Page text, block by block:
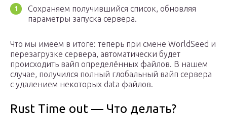
Сохраняем получившийся список, обновляя
параметры запуска сервера.
Что мы имеем в итоге: теперь при смене WorldSeed и
перезагрузке сервера, автоматически будет
происходить вайп определённых файлов. В нашем
случае, получился полный глобальный вайп сервера
с удалением некоторых data файлов.
Rust Time out — Что делать?